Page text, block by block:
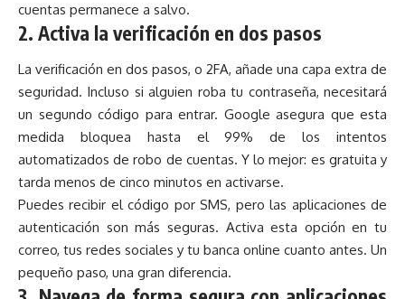
cuentas permanece a salvo.
2. Activa la verificación en dos pasos
La verificación en dos pasos, o 2FA, añade una capa extra de
seguridad. Incluso si alguien roba tu contraseña, necesitará
un segundo código para entrar. Google asegura que esta
medida bloquea hasta el 99% de los intentos
automatizados de robo de cuentas. Y lo mejor: es gratuita y
tarda menos de cinco minutos en activarse.
Puedes recibir el código por SMS, pero las aplicaciones de
autenticación son más seguras. Activa esta opción en tu
correo, tus redes sociales y tu banca online cuanto antes. Un
pequeño paso, una gran diferencia.